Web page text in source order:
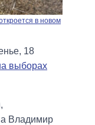
в новом
18
выборах
Владимир